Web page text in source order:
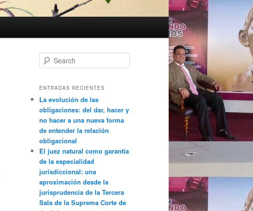
Search
ENTRADAS RECIENTES
La evolución de las
obligaciones: del dar, hacer y
no hacer a una nueva forma
de entender la relación
obligacional
El juez natural como garantía
de la especialidad
jurisdiccional: una
aproximación desde la
jurisprudencia de la Tercera
Sala de la Suprema Corte de